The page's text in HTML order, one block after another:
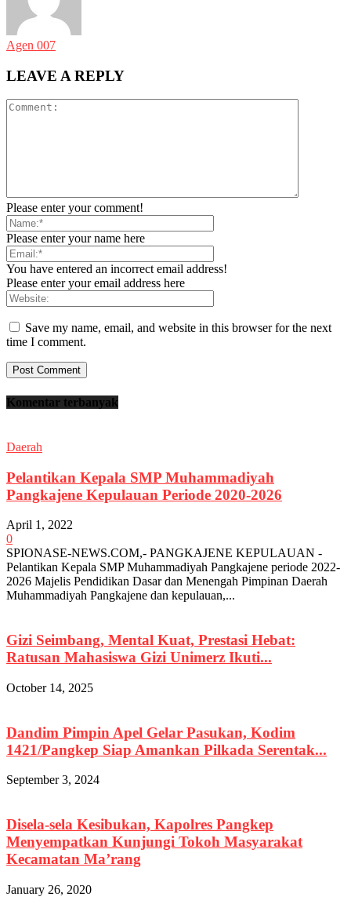
Agen 007
LEAVE A REPLY
Please enter your comment!
Please enter your name here
You have entered an incorrect email address!
Please enter your email address here
Save my name, email, and website in this browser for the next
time I comment.
Komentar terbanyak
Daerah
Pelantikan Kepala SMP Muhammadiyah
Pangkajene Kepulauan Periode 2020-2026
April 1, 2022
0
SPIONASE-NEWS.COM,- PANGKAJENE KEPULAUAN -
Pelantikan Kepala SMP Muhammadiyah Pangkajene periode 2022-
2026 Majelis Pendidikan Dasar dan Menengah Pimpinan Daerah
Muhammadiyah Pangkajene dan kepulauan,...
Gizi Seimbang, Mental Kuat, Prestasi Hebat:
Ratusan Mahasiswa Gizi Unimerz Ikuti...
October 14, 2025
Dandim Pimpin Apel Gelar Pasukan, Kodim
1421/Pangkep Siap Amankan Pilkada Serentak...
September 3, 2024
Disela-sela Kesibukan, Kapolres Pangkep
Menyempatkan Kunjungi Tokoh Masyarakat
Kecamatan Ma’rang
January 26, 2020